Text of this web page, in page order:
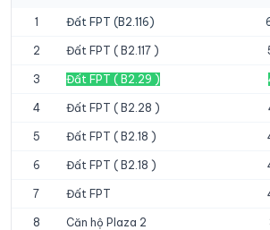
1 Đất FPT (B2.116)
2 Đất FPT ( B2.117 )
3 Đất FPT ( B2.29 )
4 Đất FPT ( B2.28 )
5 Đất FPT ( B2.18 )
6 Đất FPT ( B2.18 )
7 Đất FPT
8 Căn hộ Plaza 2